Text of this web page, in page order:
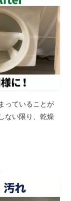
っていることが
ない限り、乾燥